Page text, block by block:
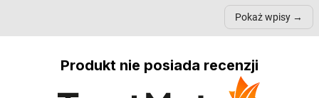
nich może przydać się w
Pokaż wpisy
Produkt nie posiada recenzji